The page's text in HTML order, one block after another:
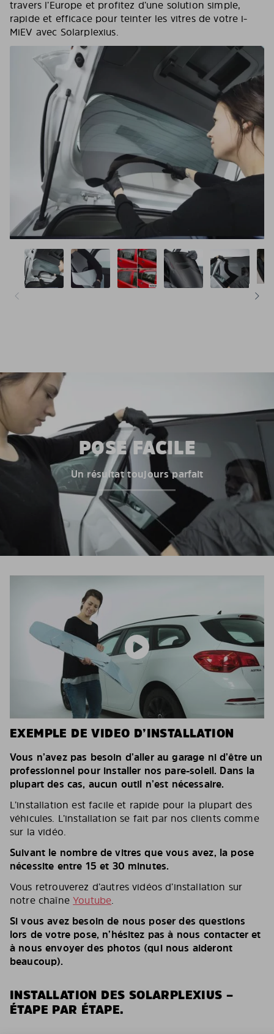
travers l’Europe et profitez d’une solution simple,
rapide et efficace pour teinter les vitres de votre i-
MiEV avec Solarplexius.
POSE FACILE
Un résultat toujours parfait
EXEMPLE DE VIDEO D’INSTALLATION
Vous n’avez pas besoin d’aller au garage ni d’être un
professionnel pour installer nos pare-soleil. Dans la
plupart des cas, aucun outil n’est nécessaire.
L’installation est facile et rapide pour la plupart des
véhicules. L’installation se fait par nos clients comme
sur la vidéo.
Suivant le nombre de vitres que vous avez, la pose
nécessite entre 15 et 30 minutes.
Vous retrouverez d’autres vidéos d’installation sur
notre chaîneYoutube.
Si vous avez besoin de nous poser des questions
lors de votre pose, n’hésitez pas à nous contacter et
à nous envoyer des photos (qui nous aideront
beaucoup).
INSTALLATION DES SOLARPLEXIUS –
ÉTAPE PAR ÉTAPE.